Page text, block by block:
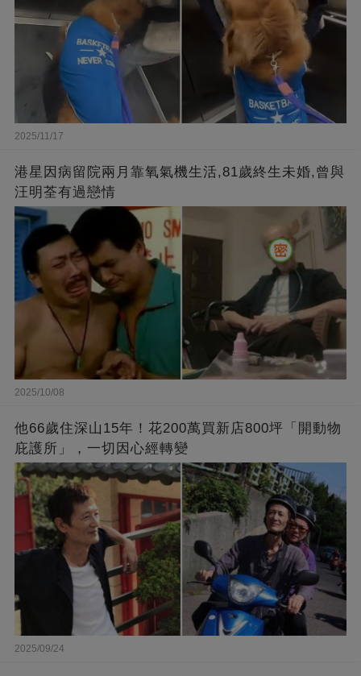
2025/11/17
港星因病留院兩月靠氧氣機生活,81歲終生未婚,曾與
汪明荃有過戀情
2025/10/08
他66歲住深山15年！花200萬買新店800坪「開動物
庇護所」，一切因心經轉變
2025/09/24